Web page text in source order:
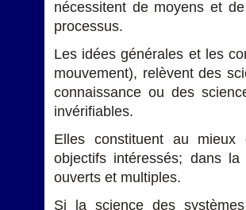
nécessitent de moyens et
processus.
Les idées générales et les
mouvement), relèvent des
connaissance ou des
invérifiables.
Elles constituent au
objectifs intéressés; dans
ouverts et multiples.
Si la science des